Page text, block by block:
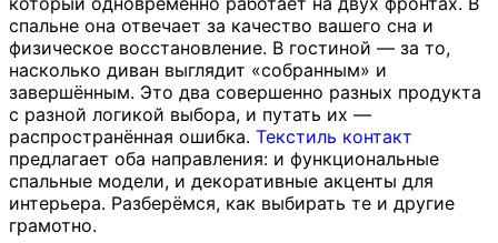
спальне она отвечает за качество вашего сна и
физическое восстановление. В гостиной — за то,
насколько диван выглядит «собранным» и
завершённым. Это два совершенно разных продукта
с разной логикой выбора, и путать их —
распространённая ошибка. Текстиль контакт
предлагает оба направления: и функциональные
спальные модели, и декоративные акценты для
интерьера. Разберёмся, как выбирать те и другие
грамотно.